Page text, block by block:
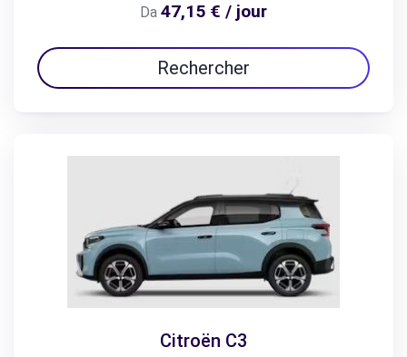
Da 47,15 € / jour
Rechercher
Citroën C3